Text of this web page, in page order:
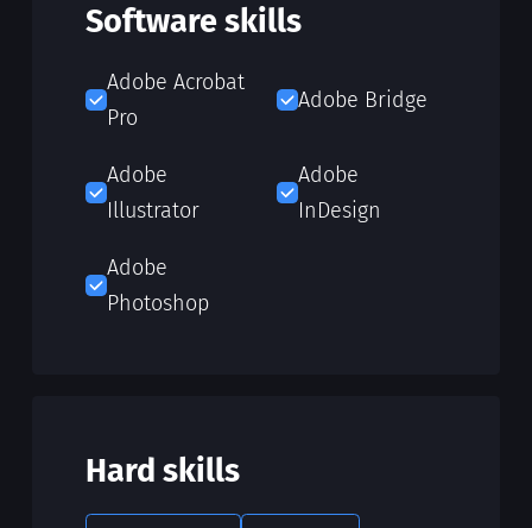
Software skills
Adobe Acrobat
Pro
Adobe Bridge
Adobe
Illustrator
Adobe
InDesign
Adobe
Photoshop
Hard skills